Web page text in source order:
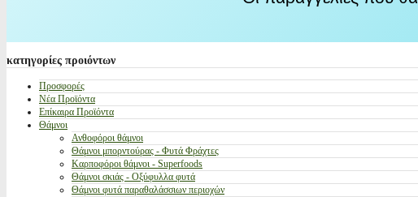
κατηγορίες προιόντων
Προσφορές
Νέα Προϊόντα
Επίκαιρα Προϊόντα
Θάμνοι
Ανθοφόροι θάμνοι
Θάμνοι μπορντούρας - Φυτά Φράχτες
Καρποφόροι θάμνοι - Superfoods
Θάμνοι σκιάς - Οξύφυλλα φυτά
Θάμνοι φυτά παραθαλάσσιων περιοχών